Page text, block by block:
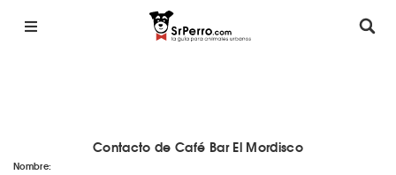
Contacto de Café Bar El Mordisco
Nombre: